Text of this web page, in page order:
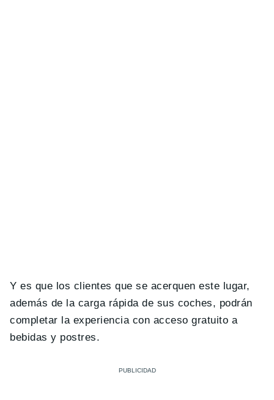
Y es que los clientes que se acerquen este lugar,
además de la carga rápida de sus coches, podrán
completar la experiencia con acceso gratuito a
bebidas y postres.